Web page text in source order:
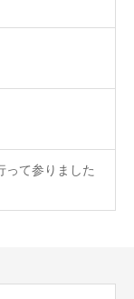
って参りました